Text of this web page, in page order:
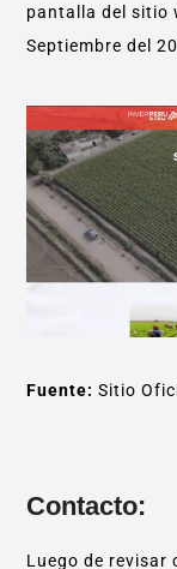
pantalla del sitio
Septiembre del
Fuente: Sitio
Contacto:
Luego de revisar